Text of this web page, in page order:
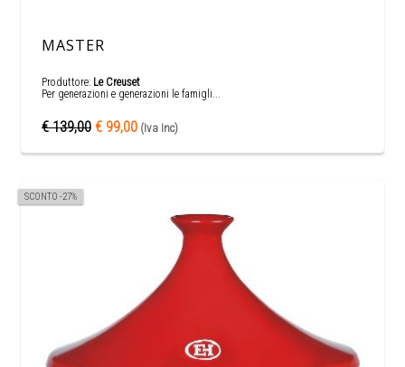
MASTER
Produttore: Le Creuset
Per generazioni e generazioni le famigli...
€ 139,00 € 99,00 (Iva Inc)
SCONTO -27%